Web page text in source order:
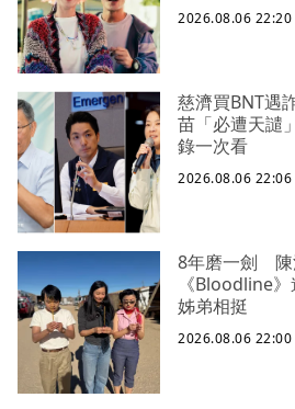
2026.08.06 22:20
慈濟買BNT遇
苗「必遭天譴
錄一次看
2026.08.06 22:06
8年磨一劍 陳
《Bloodline
姊弟相挺
2026.08.06 22:00